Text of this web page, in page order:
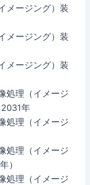
メージング）装
メージング）装
メージング）装
処理（イメージ
年
処理（イメージ
処理（イメージ
）
処理（イメージ